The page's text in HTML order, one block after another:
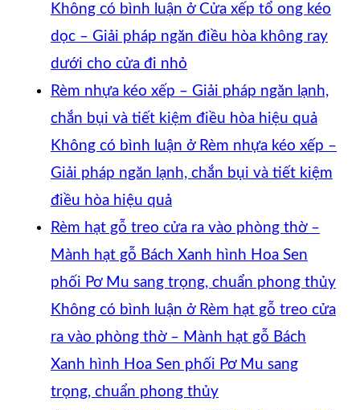
Không có bình luận ở Cửa xếp tổ ong kéo
dọc – Giải pháp ngăn điều hòa không ray
dưới cho cửa đi nhỏ
Rèm nhựa kéo xếp – Giải pháp ngăn lạnh,
chắn bụi và tiết kiệm điều hòa hiệu quả
Không có bình luận ở Rèm nhựa kéo xếp –
Giải pháp ngăn lạnh, chắn bụi và tiết kiệm
điều hòa hiệu quả
Rèm hạt gỗ treo cửa ra vào phòng thờ –
Mành hạt gỗ Bách Xanh hình Hoa Sen
phối Pơ Mu sang trọng, chuẩn phong thủy
Không có bình luận ở Rèm hạt gỗ treo cửa
ra vào phòng thờ – Mành hạt gỗ Bách
Xanh hình Hoa Sen phối Pơ Mu sang
trọng, chuẩn phong thủy